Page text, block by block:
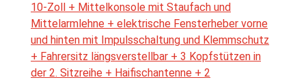
10-Zoll + Mittelkonsole mit Staufach und
Mittelarmlehne + elektrische Fensterheber vorne
und hinten mit Impulsschaltung und Klemmschutz
+ Fahrersitz längsverstellbar + 3 Kopfstützen in
der 2. Sitzreihe + Haifischantenne + 2